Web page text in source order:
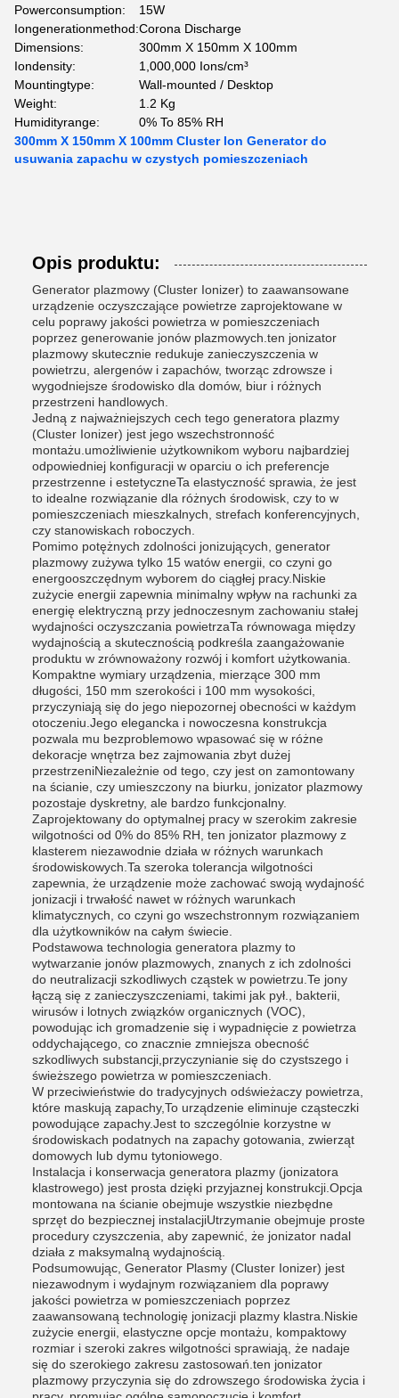
Powerconsumption:
15W
Iongenerationmethod:Corona Discharge
Dimensions:
300mm X 150mm X 100mm
Iondensity:
1,000,000 Ions/cm³
Mountingtype:
Wall-mounted / Desktop
Weight:
1.2 Kg
Humidityrange:
0% To 85% RH
300mm X 150mm X 100mm Cluster Ion Generator do
usuwania zapachu w czystych pomieszczeniach
Opis produktu:
Generator plazmowy (Cluster Ionizer) to zaawansowane
urządzenie oczyszczające powietrze zaprojektowane w
celu poprawy jakości powietrza w pomieszczeniach
poprzez generowanie jonów plazmowych.ten jonizator
plazmowy skutecznie redukuje zanieczyszczenia w
powietrzu, alergenów i zapachów, tworząc zdrowsze i
wygodniejsze środowisko dla domów, biur i różnych
przestrzeni handlowych.
Jedną z najważniejszych cech tego generatora plazmy
(Cluster Ionizer) jest jego wszechstronność
montażu.umożliwienie użytkownikom wyboru najbardziej
odpowiedniej konfiguracji w oparciu o ich preferencje
przestrzenne i estetyczneTa elastyczność sprawia, że jest
to idealne rozwiązanie dla różnych środowisk, czy to w
pomieszczeniach mieszkalnych, strefach konferencyjnych,
czy stanowiskach roboczych.
Pomimo potężnych zdolności jonizujących, generator
plazmowy zużywa tylko 15 watów energii, co czyni go
energooszczędnym wyborem do ciągłej pracy.Niskie
zużycie energii zapewnia minimalny wpływ na rachunki za
energię elektryczną przy jednoczesnym zachowaniu stałej
wydajności oczyszczania powietrzaTa równowaga między
wydajnością a skutecznością podkreśla zaangażowanie
produktu w zrównoważony rozwój i komfort użytkowania.
Kompaktne wymiary urządzenia, mierzące 300 mm
długości, 150 mm szerokości i 100 mm wysokości,
przyczyniają się do jego niepozornej obecności w każdym
otoczeniu.Jego elegancka i nowoczesna konstrukcja
pozwala mu bezproblemowo wpasować się w różne
dekoracje wnętrza bez zajmowania zbyt dużej
przestrzeniNiezależnie od tego, czy jest on zamontowany
na ścianie, czy umieszczony na biurku, jonizator plazmowy
pozostaje dyskretny, ale bardzo funkcjonalny.
Zaprojektowany do optymalnej pracy w szerokim zakresie
wilgotności od 0% do 85% RH, ten jonizator plazmowy z
klasterem niezawodnie działa w różnych warunkach
środowiskowych.Ta szeroka tolerancja wilgotności
zapewnia, że urządzenie może zachować swoją wydajność
jonizacji i trwałość nawet w różnych warunkach
klimatycznych, co czyni go wszechstronnym rozwiązaniem
dla użytkowników na całym świecie.
Podstawowa technologia generatora plazmy to
wytwarzanie jonów plazmowych, znanych z ich zdolności
do neutralizacji szkodliwych cząstek w powietrzu.Te jony
łączą się z zanieczyszczeniami, takimi jak pył., bakterii,
wirusów i lotnych związków organicznych (VOC),
powodując ich gromadzenie się i wypadnięcie z powietrza
oddychającego, co znacznie zmniejsza obecność
szkodliwych substancji,przyczynianie się do czystszego i
świeższego powietrza w pomieszczeniach.
W przeciwieństwie do tradycyjnych odświeżaczy powietrza,
które maskują zapachy,To urządzenie eliminuje cząsteczki
powodujące zapachy.Jest to szczególnie korzystne w
środowiskach podatnych na zapachy gotowania, zwierząt
domowych lub dymu tytoniowego.
Instalacja i konserwacja generatora plazmy (jonizatora
klastrowego) jest prosta dzięki przyjaznej konstrukcji.Opcja
montowana na ścianie obejmuje wszystkie niezbędne
sprzęt do bezpiecznej instalacjiUtrzymanie obejmuje proste
procedury czyszczenia, aby zapewnić, że jonizator nadal
działa z maksymalną wydajnością.
Podsumowując, Generator Plasmy (Cluster Ionizer) jest
niezawodnym i wydajnym rozwiązaniem dla poprawy
jakości powietrza w pomieszczeniach poprzez
zaawansowaną technologię jonizacji plazmy klastra.Niskie
zużycie energii, elastyczne opcje montażu, kompaktowy
rozmiar i szeroki zakres wilgotności sprawiają, że nadaje
się do szerokiego zakresu zastosowań.ten jonizator
plazmowy przyczynia się do zdrowszego środowiska życia i